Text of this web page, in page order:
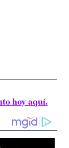
hoy aquí.